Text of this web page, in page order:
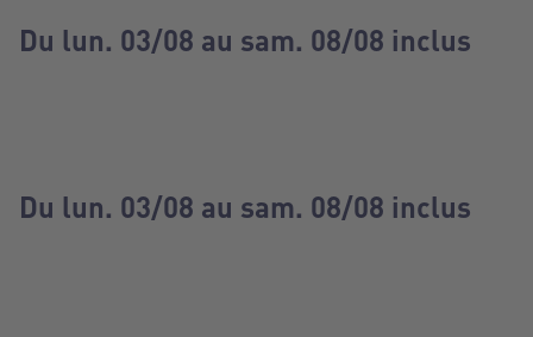
Du lun. 03/08 au sam. 08/08 inclus
Du lun. 03/08 au sam. 08/08 inclus